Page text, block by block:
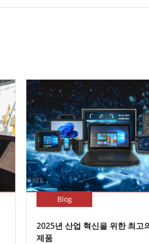
Blog
2025년 산업 혁신을 위한 최고
제품